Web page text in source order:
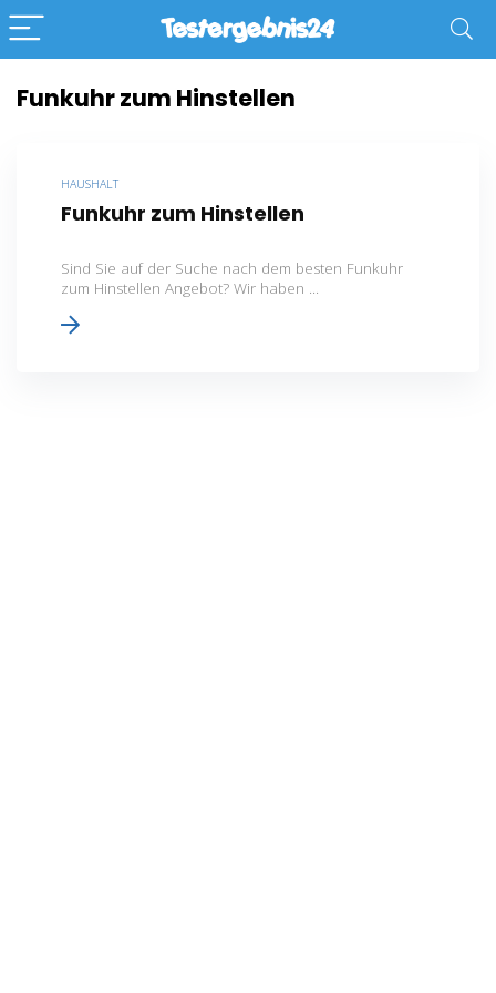
Funkuhr zum Hinstellen
HAUSHALT
Funkuhr zum Hinstellen
Sind Sie auf der Suche nach dem besten Funkuhr
zum Hinstellen Angebot? Wir haben ...